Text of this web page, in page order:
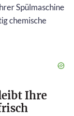
Spülmaschine
chemische
Ihre